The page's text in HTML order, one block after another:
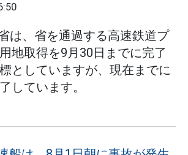
は、省を通過する高速鉄道プ
地取得を9月30日までに完了
としていますが、現在までに
しています。